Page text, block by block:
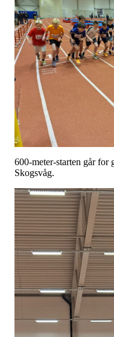
600-meter-starten går
Skogsvåg.